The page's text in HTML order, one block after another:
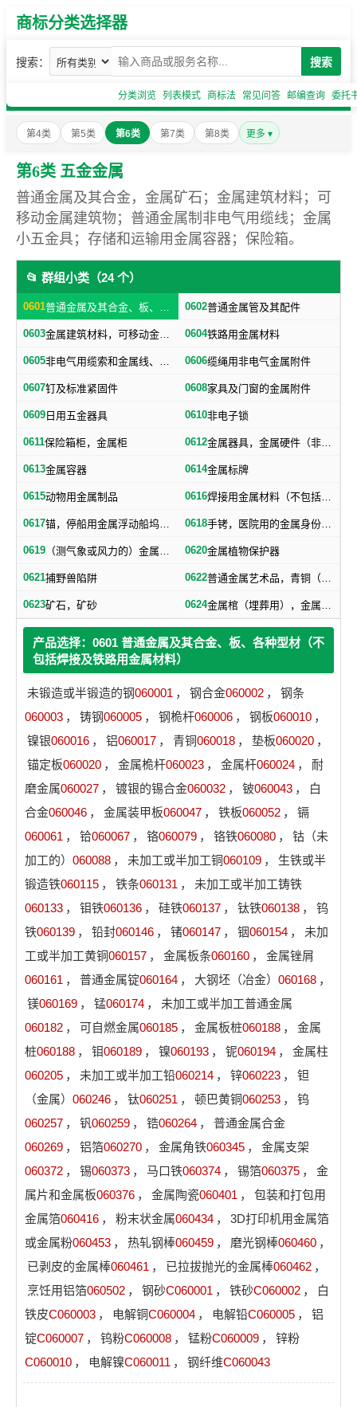
商标分类选择器
搜索： 搜索
分类浏览 列表模式 商标法 常见问答 邮编查询 委托
第4类 第5类 第6类 第7类 第8类 更多 ▾
第6类 五金金属
普通金属及其合金，金属矿石；金属建筑材料；可
移动金属建筑物；普通金属制非电气用缆线；金属
小五金具；存储和运输用金属容器；保险箱。
📂 群组小类（24 个）
0601 普通金属及其合金、板、各种型材（不包括焊接及铁路用金属材料） 0602普通金属管及其配件
0603 金属建筑材料，可移动金属建筑物（不包括建筑小五金） 0604铁路用金属材料
0605 非电气用缆索和金属线、网、带 0606缆绳用非电气金属附件
0607钉及标准紧固件 0608家具及门窗的金属附件
0609 日用五金器具 0610非电子锁
0611保险箱柜，金属柜 0612 金属器具，金属硬件（非机器零件）
0613金属容器 0614金属标牌
0615动物用金属制品 0616 焊接用金属材料（不包括塑料焊丝）
0617 锚，停船用金属浮动船坞，金属下锚桩 0618 手铐，医院用的金属身份证明手镯
0619 （测气象或风力的）金属浆叶，金属风标 0620金属植物保护器
0621捕野兽陷阱 0622 普通金属艺术品，青铜（艺术品）
0623矿石，矿砂 0624 金属棺（埋葬用），金属棺材扣件，棺材用金属器材
产品选择：0601 普通金属及其合金、板、各种型材（不
包括焊接及铁路用金属材料）
未锻造或半锻造的钢060001 ， 钢合金060002 ，
钢条
060003 ， 铸钢060005 ， 钢桅杆060006 ， 钢板060010 ，
镍银060016 ， 铝060017 ， 青铜060018 ， 垫板060020 ，
锚定板060020 ， 金属桅杆060023 ， 金属杆060024 ，
耐
磨金属060027 ， 镀银的锡合金060032 ， 铍060043 ，
白
合金060046 ， 金属装甲板060047 ， 铁板060052 ，
镉
060061 ， 铪060067 ， 铬060079 ， 铬铁060080 ，
钴（未
加工的） 060088 ， 未加工或半加工铜060109 ，
生铁或半
锻造铁060115 ， 铁条060131 ，
未加工或半加工铸铁
060133 ， 钼铁060136 ， 硅铁060137 ， 钛铁060138 ，
钨
铁060139 ， 铅封060146 ， 锗060147 ， 铟060154 ，
未加
工或半加工黄铜060157 ， 金属板条060160 ，
金属锉屑
060161 ， 普通金属锭060164 ， 大钢坯（冶金） 060168 ，
镁060169 ， 锰060174 ，
未加工或半加工普通金属
060182 ， 可自燃金属060185 ， 金属板桩060188 ，
金属
桩060188 ， 钼060189 ， 镍060193 ， 铌060194 ，
金属柱
060205 ， 未加工或半加工铅060214 ， 锌060223 ，
钽
（金属） 060246 ， 钛060251 ， 顿巴黄铜060253 ，
钨
060257 ， 钒060259 ， 锆060264 ，
普通金属合金
060269 ， 铝箔060270 ， 金属角铁060345 ，
金属支架
060372 ， 锡060373 ， 马口铁060374 ， 锡箔060375 ，
金
属片和金属板060376 ， 金属陶瓷060401 ，
包装和打包用
金属箔060416 ， 粉末状金属060434 ，
3D打印机用金属箔
或金属粉060453 ， 热轧钢棒060459 ， 磨光钢棒060460 ，
已剥皮的金属棒060461 ， 已拉拔抛光的金属棒060462 ，
烹饪用铝箔060502 ， 钢砂C060001 ， 铁砂C060002 ，
白
铁皮C060003 ， 电解铜C060004 ， 电解铅C060005 ，
铝
锭C060007 ， 钨粉C060008 ， 锰粉C060009 ，
锌粉
C060010 ， 电解镍C060011 ， 钢纤维C060043